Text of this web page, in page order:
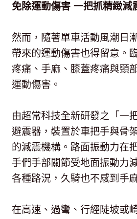
免除運動傷害 一把抓精緻減
然而，隨著單車活動風潮日
帶來的運動傷害也得留意。
疼痛、手麻、膝蓋疼痛與頸
運動傷害。
由超常科技全新研發之「一
避震器，裝置於車把手與骨
的減震機構。路面振動力在
手們手部關節受地面振動力
各種路況，久騎也不感到手
在高速、過彎、行經陡坡或